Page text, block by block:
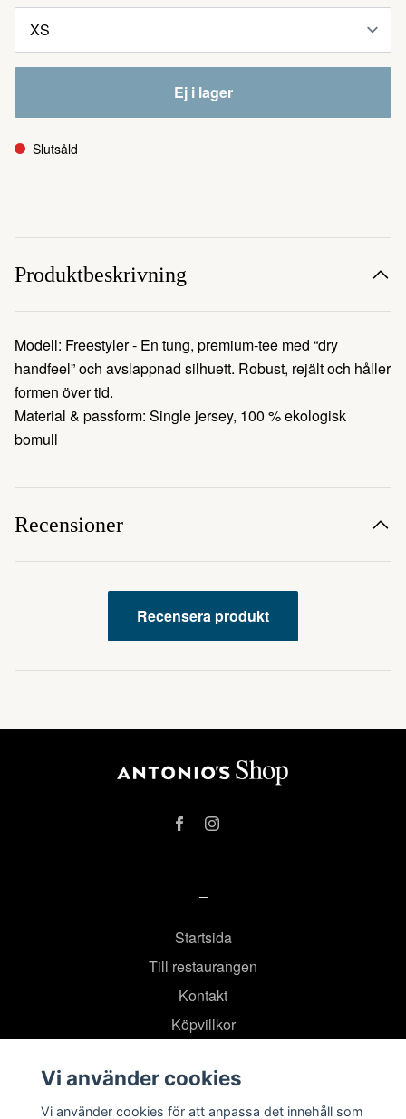
Ej i lager
Slutsåld
Produktbeskrivning
Modell: Freestyler - En tung, premium-tee med “dry
handfeel” och avslappnad silhuett. Robust, rejält och håller
formen över tid.
Material & passform: Single jersey, 100 % ekologisk
bomull
Recensioner
Recensera produkt
–
Startsida
Till restaurangen
Kontakt
Köpvillkor
Prenumerera på vårt nyhetsbrev
Vi använder cookies
Vi använder cookies för att anpassa det innehåll som